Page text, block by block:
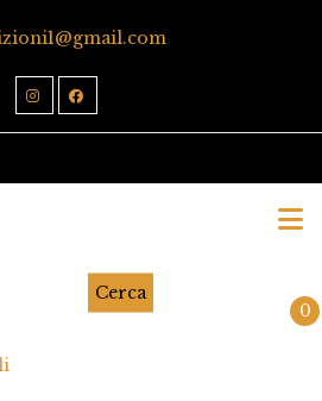
Cerca
0